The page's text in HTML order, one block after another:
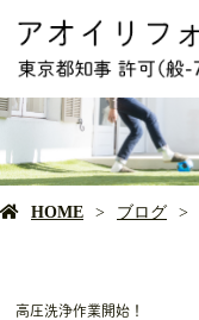
HOME ブログ
高圧洗浄作業開始！